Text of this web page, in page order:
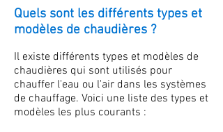
Quels sont les différents types et
modèles de chaudières ?
Il existe différents types et modèles de
chaudières qui sont utilisés pour
chauffer l'eau ou l'air dans les systèmes
de chauffage. Voici une liste des types et
modèles les plus courants :